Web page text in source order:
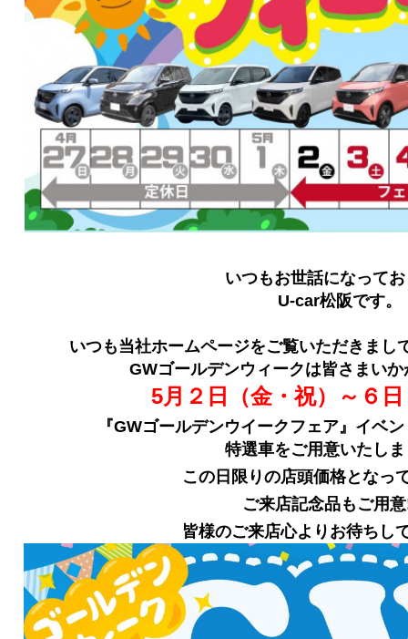
いつもお世話になって
U-car松阪です。
いつも当社ホームページをご覧いただきまし
GWゴールデンウィークは皆さまい
5月２日（金・祝）～６
『GWゴールデンウイークフェア』イベ
特選車をご用意いたし
この日限りの店頭価格となっ
ご来店記念品もご用
皆様のご来店心よりお待ちし